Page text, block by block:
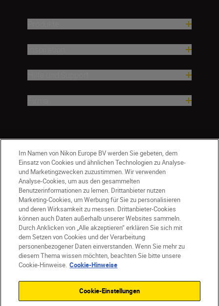
CH Nikon Sites
Kontaktieren Sie uns
Datenschutzhinweis
Nutzungsbedingungen
Geschäftsbedingungen des Nikon Stores
Cookie-Hinweise
Barrierefreiheit
Cookie-Einstellungen
Im Namen von Nikon Europe BV werden Sie gebeten, dem
Einsatz von Cookies und ähnlichen Technologien zu Analyse-
und Marketingzwecken zuzustimmen. Wir verwenden
Analyse-Cookies, um aus den gesammelten
Benutzerinformationen zu lernen. Drittanbieter nutzen
Marketing-Cookies, um Werbung für Sie zu personalisieren
und deren Wirksamkeit zu messen. Drittanbieter-Cookies
können auch Daten außerhalb unserer Websites sammeln.
Durch Anklicken von „Alle akzeptieren“ erklären Sie sich mit
dem Setzen von Cookies und der Verarbeitung
personenbezogener Daten einverstanden. Wenn Sie mehr zu
diesem Thema wissen möchten, beachten Sie bitte unsere
Cookie-Hinweise. Cookie-Hinweise
Cookie-Einstellungen